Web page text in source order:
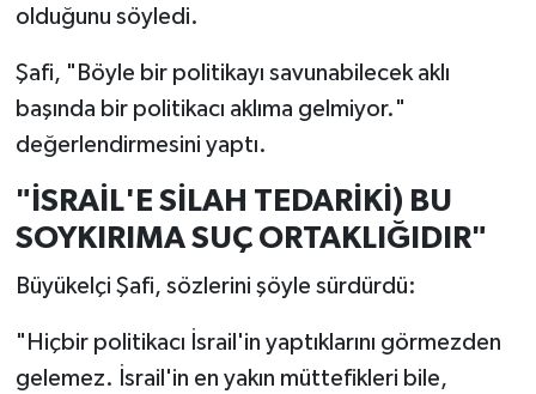
olduğunu söyledi.
Şafi, "Böyle bir politikayı savunabilecek aklı
başında bir politikacı aklıma gelmiyor."
değerlendirmesini yaptı.
"İSRAİL'E SİLAH TEDARİKİ) BU
SOYKIRIMA SUÇ ORTAKLIĞIDIR"
Büyükelçi Şafi, sözlerini şöyle sürdürdü:
"Hiçbir politikacı İsrail'in yaptıklarını görmezden
gelemez. İsrail'in en yakın müttefikleri bile,